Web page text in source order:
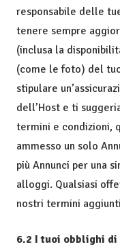
responsabile delle
tenere sempre
(inclusa la
(come le foto) del
stipulare
dell’Host e ti
termini e condizioni,
ammesso un solo
più Annunci per una
alloggi. Qualsiasi
nostri termini
6.2 I tuoi obblighi di